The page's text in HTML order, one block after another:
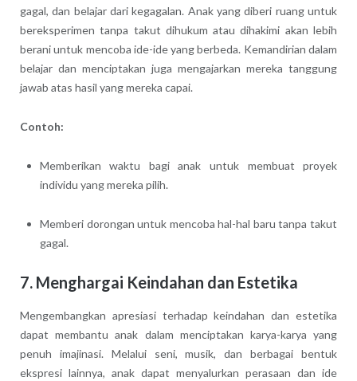
gagal, dan belajar dari kegagalan. Anak yang diberi ruang untuk
bereksperimen tanpa takut dihukum atau dihakimi akan lebih
berani untuk mencoba ide-ide yang berbeda. Kemandirian dalam
belajar dan menciptakan juga mengajarkan mereka tanggung
jawab atas hasil yang mereka capai.
Contoh:
Memberikan waktu bagi anak untuk membuat proyek
individu yang mereka pilih.
Memberi dorongan untuk mencoba hal-hal baru tanpa takut
gagal.
7. Menghargai Keindahan dan Estetika
Mengembangkan apresiasi terhadap keindahan dan estetika
dapat membantu anak dalam menciptakan karya-karya yang
penuh imajinasi. Melalui seni, musik, dan berbagai bentuk
ekspresi lainnya, anak dapat menyalurkan perasaan dan ide